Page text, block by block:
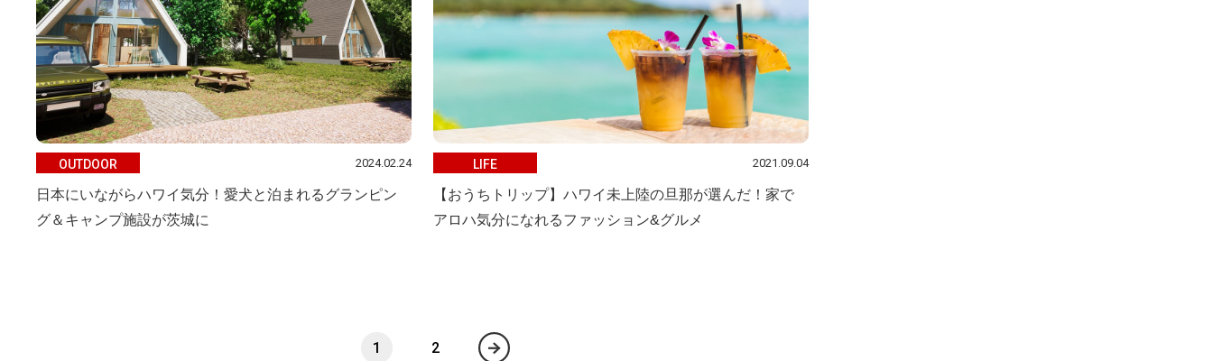
OUTDOOR 2024.02.24
日本にいながらハワイ気分！愛犬と泊まれるグランピン
グ＆キャンプ施設が茨城に
LIFE 2021.09.04
【おうちトリップ】ハワイ未上陸の旦那が選んだ！家で
アロハ気分になれるファッション&グルメ
1 2